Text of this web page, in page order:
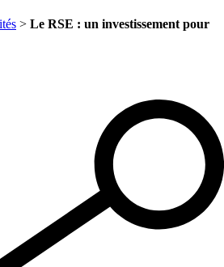
> Le RSE : un investissement pour